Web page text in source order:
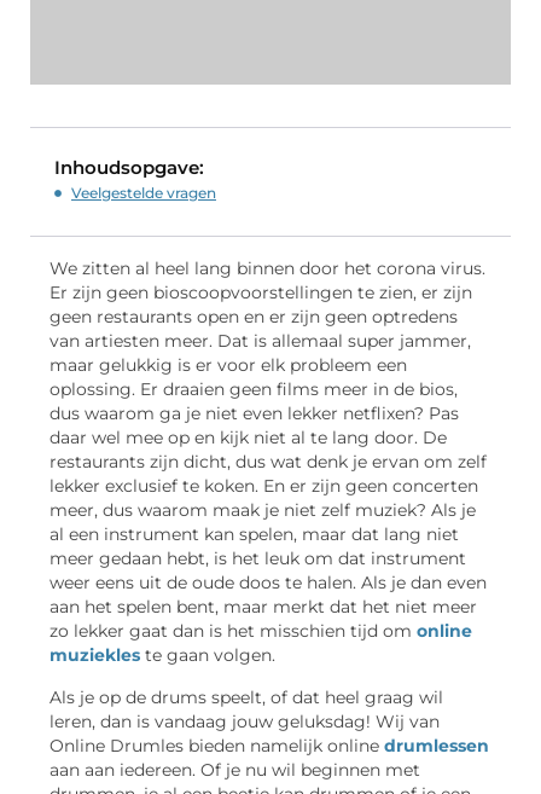
Inhoudsopgave:
Veelgestelde vragen
We zitten al heel lang binnen door het corona virus.
Er zijn geen bioscoopvoorstellingen te zien, er zijn
geen restaurants open en er zijn geen optredens
van artiesten meer. Dat is allemaal super jammer,
maar gelukkig is er voor elk probleem een
oplossing. Er draaien geen films meer in de bios,
dus waarom ga je niet even lekker netflixen? Pas
daar wel mee op en kijk niet al te lang door. De
restaurants zijn dicht, dus wat denk je ervan om zelf
lekker exclusief te koken. En er zijn geen concerten
meer, dus waarom maak je niet zelf muziek? Als je
al een instrument kan spelen, maar dat lang niet
meer gedaan hebt, is het leuk om dat instrument
weer eens uit de oude doos te halen. Als je dan even
aan het spelen bent, maar merkt dat het niet meer
zo lekker gaat dan is het misschien tijd om online
muziekles te gaan volgen.
Als je op de drums speelt, of dat heel graag wil
leren, dan is vandaag jouw geluksdag! Wij van
Online Drumles bieden namelijk online drumlessen
aan aan iedereen. Of je nu wil beginnen met